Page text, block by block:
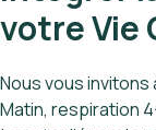
votre Vie
Nous vous invitons
Matin, respiration